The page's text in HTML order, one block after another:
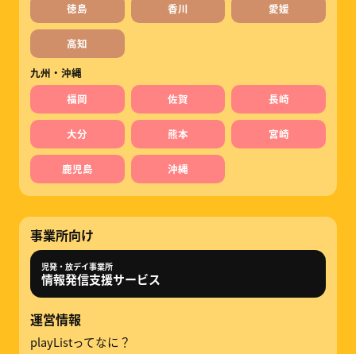
徳島
香川 愛媛
高知
九州・沖縄
福岡
佐賀 長崎
大分 熊本 宮崎
鹿児島 沖縄
事業所向け
児発・放デイ事業所
情報発信支援サービス
運営情報
playListってなに？